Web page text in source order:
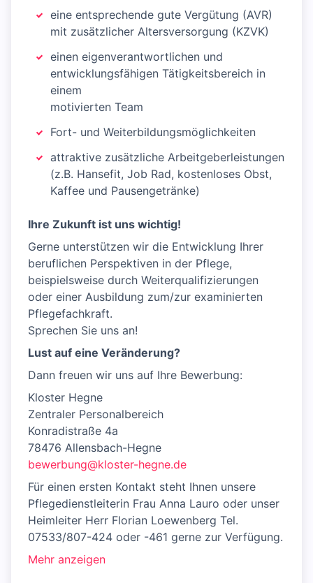
eine entsprechende gute Vergütung (AVR)
mit zusätzlicher Altersversorgung (KZVK)
einen eigenverantwortlichen und
entwicklungsfähigen Tätigkeitsbereich in
einem
motivierten Team
Fort- und Weiterbildungsmöglichkeiten
attraktive zusätzliche Arbeitgeberleistungen
(z.B. Hansefit, Job Rad, kostenloses Obst,
Kaffee und Pausengetränke)
Ihre Zukunft ist uns wichtig!
Gerne unterstützen wir die Entwicklung Ihrer
beruflichen Perspektiven in der Pflege,
beispielsweise durch Weiterqualifizierungen
oder einer Ausbildung zum/zur examinierten
Pflegefachkraft.
Sprechen Sie uns an!
Lust auf eine Veränderung?
Dann freuen wir uns auf Ihre Bewerbung:
Kloster Hegne
Zentraler Personalbereich
Konradistraße 4a
78476 Allensbach-Hegne
bewerbung@kloster-hegne.de
Für einen ersten Kontakt steht Ihnen unsere
Pflegedienstleiterin Frau Anna Lauro oder unser
Heimleiter Herr Florian Loewenberg Tel.
07533/807-424 oder -461 gerne zur Verfügung.
Mehr anzeigen